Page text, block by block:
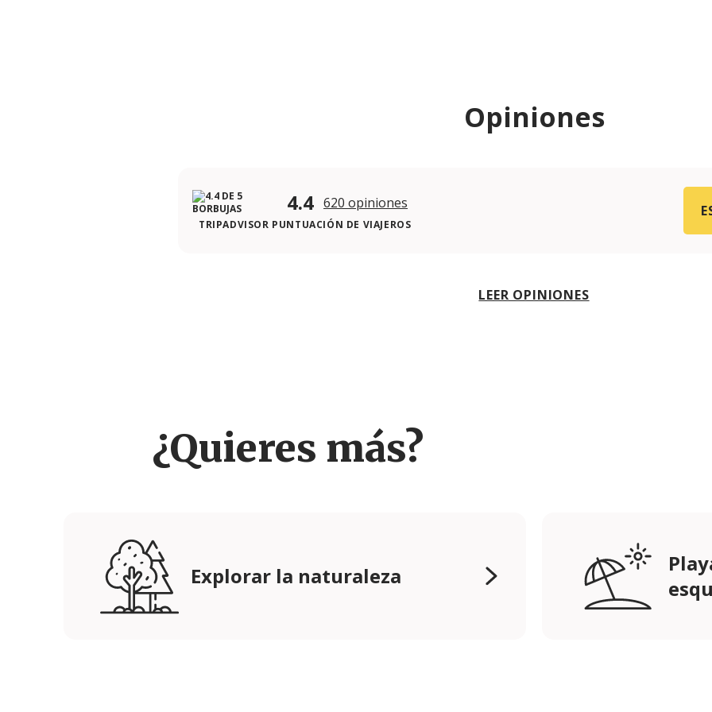
Opiniones
4.4 620 opiniones
TRIPADVISOR PUNTUACIÓN DE VIAJEROS
LEER OPINIONES
¿Quieres más?
Explorar la naturaleza